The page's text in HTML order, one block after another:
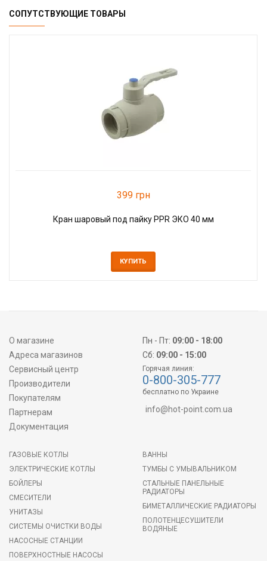
СОПУТСТВУЮЩИЕ ТОВАРЫ
399 грн
Кран шаровый под пайку PPR ЭКО 40 мм
КУПИТЬ
О магазине
Адреса магазинов
Сервисный центр
Производители
Покупателям
Партнерам
Документация
Пн - Пт: 09:00 - 18:00
Сб: 09:00 - 15:00
Горячая линия:
0-800-305-777
бесплатно по Украине
info@hot-point.com.ua
ГАЗОВЫЕ КОТЛЫ
ЭЛЕКТРИЧЕСКИЕ КОТЛЫ
БОЙЛЕРЫ
СМЕСИТЕЛИ
УНИТАЗЫ
СИСТЕМЫ ОЧИСТКИ ВОДЫ
НАСОСНЫЕ СТАНЦИИ
ПОВЕРХНОСТНЫЕ НАСОСЫ
ВАННЫ
ТУМБЫ С УМЫВАЛЬНИКОМ
СТАЛЬНЫЕ ПАНЕЛЬНЫЕ
РАДИАТОРЫ
БИМЕТАЛЛИЧЕСКИЕ РАДИАТОРЫ
ПОЛОТЕНЦЕСУШИТЕЛИ
ВОДЯНЫЕ